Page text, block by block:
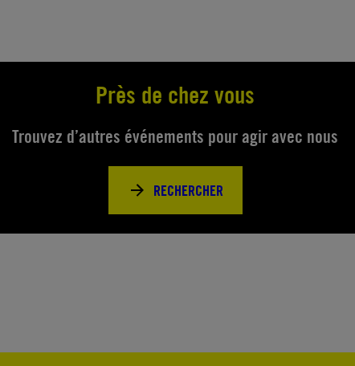
Près de chez vous
Trouvez d’autres événements pour agir avec nous
RECHERCHER